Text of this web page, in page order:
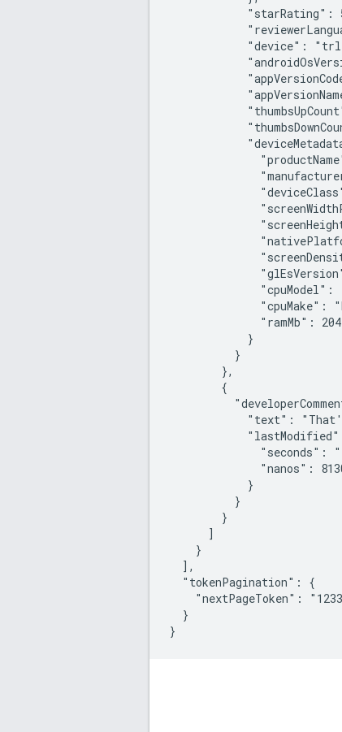
"starRating":
"device":
"cpuModel":
"cpuMake":
"ramMb":
            }
          }
        },
        {
"text":
"seconds":
"nanos":
            }
          }
        }
      ]
    }
  ],
  "tokenPagination": {
"nextPageToken":
  }